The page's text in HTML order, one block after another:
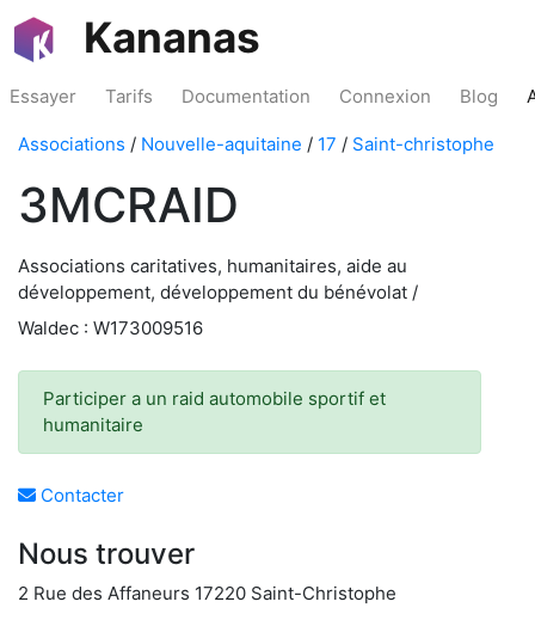
Kananas
Essayer Tarifs Documentation Connexion Blog
Associations / Nouvelle-aquitaine / 17 / Saint-christophe
3MCRAID
Associations caritatives, humanitaires, aide au
développement, développement du bénévolat /
Waldec : W173009516
Participer a un raid automobile sportif et
humanitaire
Contacter
Nous trouver
2 Rue des Affaneurs 17220 Saint-Christophe